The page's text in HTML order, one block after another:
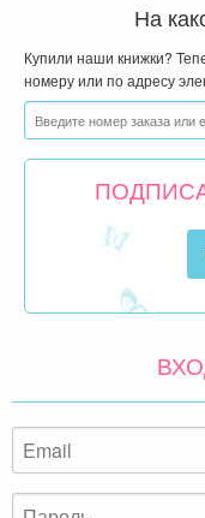
На
Купили наши книжки?
номеру или по адресу